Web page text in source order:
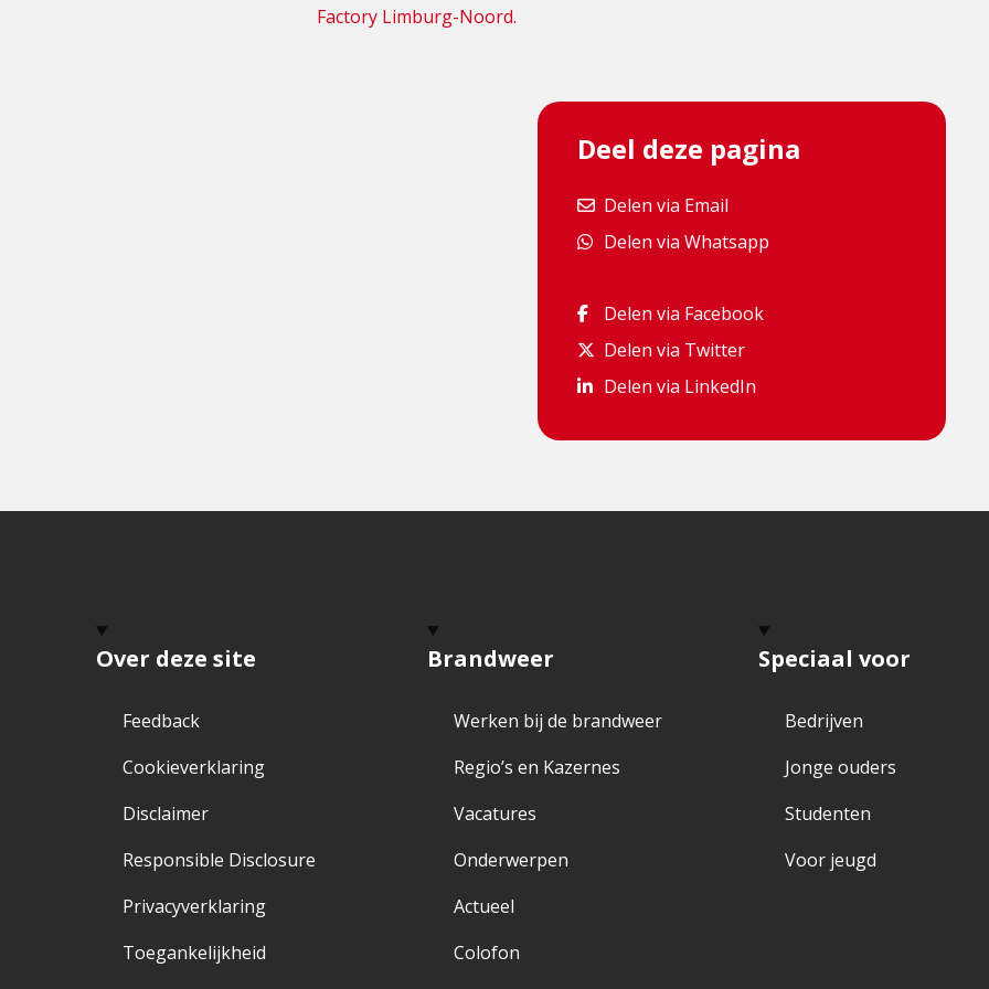
Factory Limburg-Noord.
Deel deze pagina
Delen via Email
Delen via Email
Delen via Whatsapp
Delen via Whatsapp
Delen via Facebook
Delen via Facebook
Delen via Twitter
Delen via Twitter
Delen via LinkedIn
Delen via LinkedIn
Over deze site
Feedback
Cookieverklaring
Disclaimer
Responsible Disclosure
Privacyverklaring
Toegankelijkheid
Brandweer
Werken bij de brandweer
Regio’s en Kazernes
Vacatures
Onderwerpen
Actueel
Colofon
Speciaal voor
Bedrijven
Jonge ouders
Studenten
Voor jeugd